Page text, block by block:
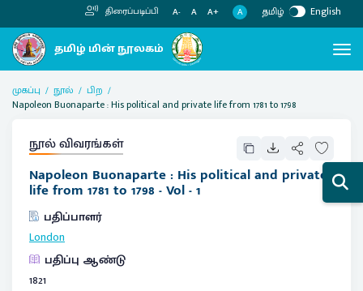
திரைப்படிப்பி A- A A+ A தமிழ் English
முகப்பு நூல்
பிற
Napoleon Buonaparte : His political and private life from 1781 to 1798
நூல் விவரங்கள்
Napoleon Buonaparte : His political and private
life from 1781 to 1798 - Vol - 1
பதிப்பாளர்
London
பதிப்பு ஆண்டு
1821